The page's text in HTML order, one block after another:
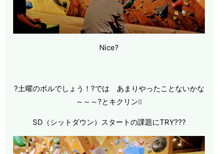
Nice?
?土曜のボルでしょう！?では あまりやったことないかな
～～～?とキクリン❕❕
SD（シットダウン）スタートの課題にTRY???